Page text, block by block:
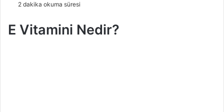
-
2 dakika okuma süresi
E Vitamini Nedir?